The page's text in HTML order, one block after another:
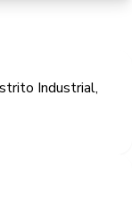
Industrial,